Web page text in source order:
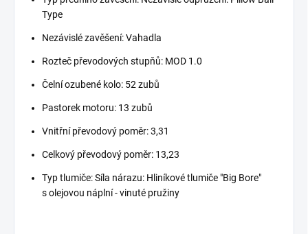
Type
Nezávislé zavěšení: Vahadla
Rozteč převodových stupňů: MOD 1.0
Čelní ozubené kolo: 52 zubů
Pastorek motoru: 13 zubů
Vnitřní převodový poměr: 3,31
Celkový převodový poměr: 13,23
Typ tlumiče: Síla nárazu: Hliníkové tlumiče "Big Bore"
s olejovou náplní - vinuté pružiny